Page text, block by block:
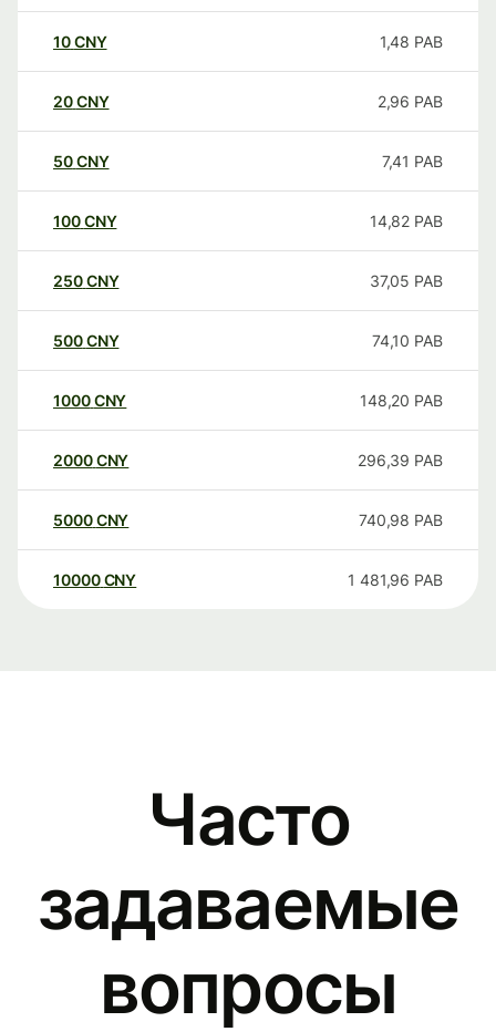
10CNY 1,48 PAB
20CNY 2,96 PAB
50CNY 7,41 PAB
100CNY 14,82 PAB
250CNY 37,05 PAB
500CNY 74,10 PAB
1000CNY 148,20 PAB
2000CNY 296,39 PAB
5000CNY 740,98 PAB
10000 CNY 1 481,96 PAB
Часто
задаваемые
вопросы